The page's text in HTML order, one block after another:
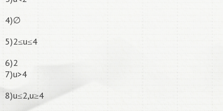
4)∅
5)2≤u≤4
6)2
7)u>4
8)u≤2,u≥4